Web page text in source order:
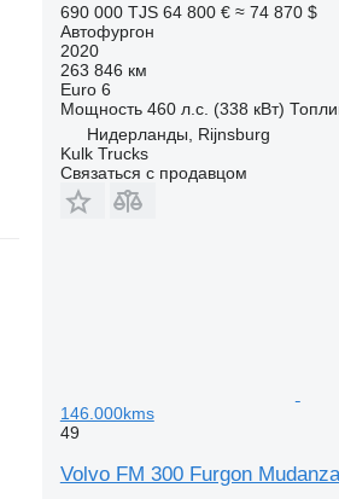
690 000 TJS 64 800 € ≈ 74 870 $
Автофургон
2020
263 846 км
Euro 6
Мощность 460 л.с. (338 кВт)
Нидерланды, Rijnsburg
Kulk Trucks
Связаться с продавцом
146.000kms
49
Volvo FM 300 Furgon